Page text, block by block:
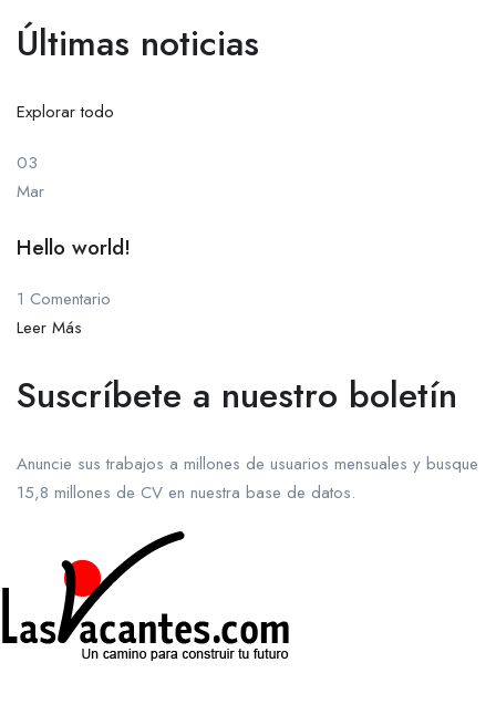
Últimas noticias
Explorar todo
03
Mar
Hello world!
1 Comentario
Leer Más
Suscríbete a nuestro boletín
Anuncie sus trabajos a millones de usuarios mensuales y busque
15,8 millones de CV en nuestra base de datos.